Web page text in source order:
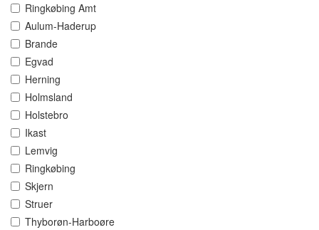
Ringkøbing Amt
Aulum-Haderup
Brande
Egvad
Herning
Holmsland
Holstebro
Ikast
Lemvig
Ringkøbing
Skjern
Struer
Thyborøn-Harboøre